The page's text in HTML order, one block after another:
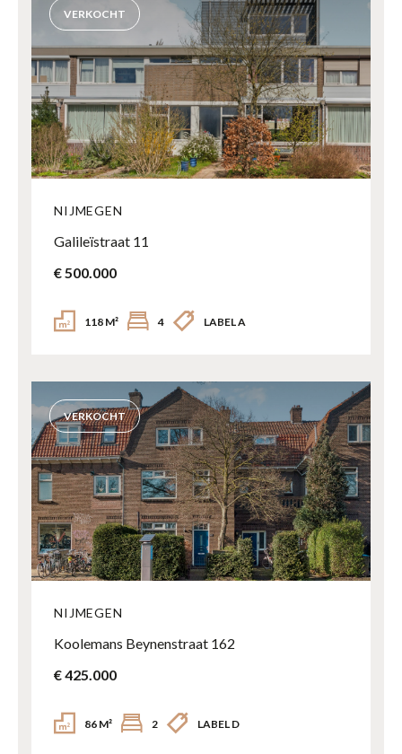
VERKOCHT
NIJMEGEN
Galileïstraat 11
€ 500.000
118 M² 4 LABEL A
VERKOCHT
NIJMEGEN
Koolemans Beynenstraat 162
€ 425.000
86 M² 2 LABEL D